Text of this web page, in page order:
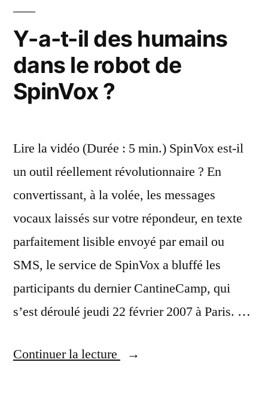
Y-a-t-il des humains
dans le robot de
SpinVox ?
Lire la vidéo (Durée : 5 min.) SpinVox est-il
un outil réellement révolutionnaire ? En
convertissant, à la volée, les messages
vocaux laissés sur votre répondeur, en texte
parfaitement lisible envoyé par email ou
SMS, le service de SpinVox a bluffé les
participants du dernier CantineCamp, qui
s’est déroulé jeudi 22 février 2007 à Paris. …
Continuer la lecture
« Y-